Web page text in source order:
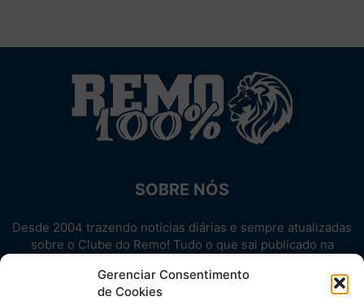
Gerenciar Consentimento
de Cookies
SOBRE NÓS
Desde 2004 trazendo notícias diárias e sempre atualizadas
sobre o Clube do Remo! Tudo o que sai publicado na
Aproveite! Site não-oficial.